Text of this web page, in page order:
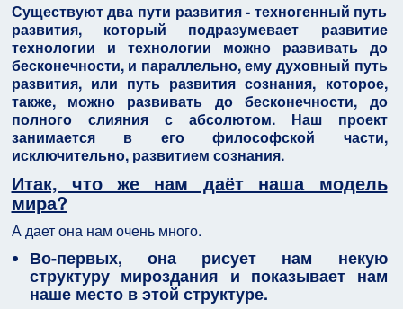
Существуют два пути развития - техногенный путь
развития, который подразумевает развитие
технологии и технологии можно развивать до
бесконечности, и параллельно, ему духовный путь
развития, или путь развития сознания, которое,
также, можно развивать до бесконечности, до
полного слияния с абсолютом. Наш проект
занимается в его философской части,
исключительно, развитием сознания.
Итак, что же нам даёт наша модель
мира?
А дает она нам очень много.
Во-первых, она рисует нам некую
структуру мироздания и показывает нам
наше место в этой структуре.